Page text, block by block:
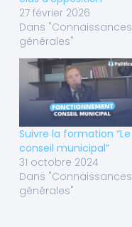
27 février 2026
Dans "Connaissances
générales"
Suivre la formation “Le
conseil municipal”
31 octobre 2024
Dans "Connaissances
générales"